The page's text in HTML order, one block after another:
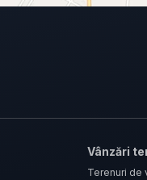
Vânzări
Terenuri de